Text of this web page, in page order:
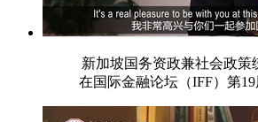
新加坡国务资政兼社会政策
在国际金融论坛（IFF）第